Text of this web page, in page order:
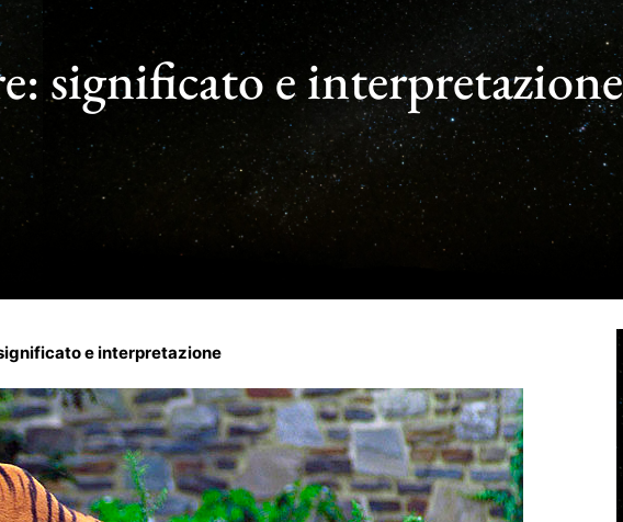
significato e interpretazione
e interpretazione